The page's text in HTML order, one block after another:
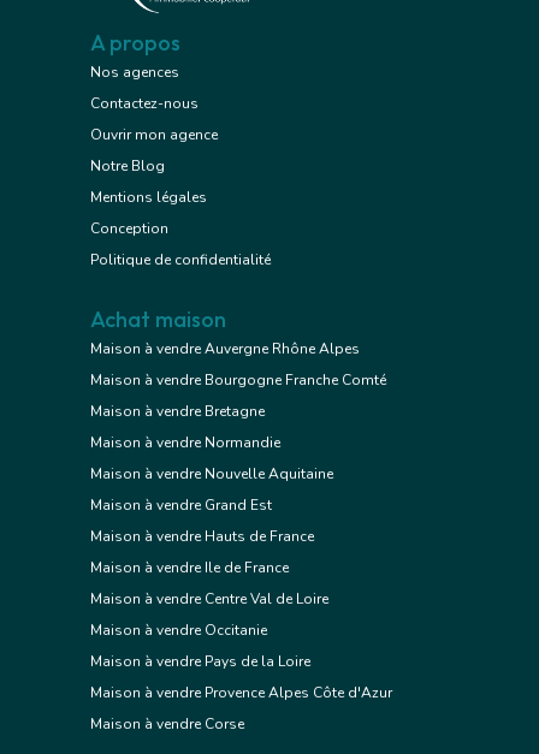
A propos
Nos agences
Contactez-nous
Ouvrir mon agence
Notre Blog
Mentions légales
Conception
Politique de confidentialité
Achat maison
Maison à vendre Auvergne Rhône Alpes
Maison à vendre Bourgogne Franche Comté
Maison à vendre Bretagne
Maison à vendre Normandie
Maison à vendre Nouvelle Aquitaine
Maison à vendre Grand Est
Maison à vendre Hauts de France
Maison à vendre Ile de France
Maison à vendre Centre Val de Loire
Maison à vendre Occitanie
Maison à vendre Pays de la Loire
Maison à vendre Provence Alpes Côte d'Azur
Maison à vendre Corse